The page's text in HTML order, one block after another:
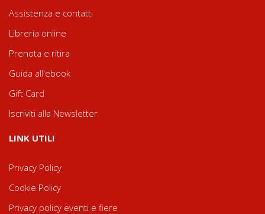
Assistenza e contatti
Libreria online
Prenota e ritira
Guida all'ebook
Gift Card
Iscriviti alla Newsletter
LINK UTILI
Privacy Policy
Cookie Policy
Privacy policy eventi e fiere